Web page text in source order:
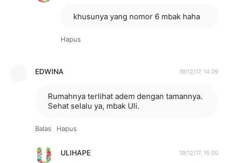
khusunya yang nomor 6 mbak haha
Hapus
EDWINA 19/12/17, 14.09
Rumahnya terlihat adem dengan tamannya.
Sehat selalu ya, mbak Uli.
Balas Hapus
ULIHAPE 19/12/17, 15.00